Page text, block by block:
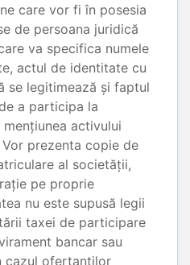
care vor fi în posesia
de persoana juridică
va specifica numele
actul de identitate cu
se legitimează și faptul
a participa la
activului
prezenta copie de
al societății,
pe proprie
nu este supusă legii
taxei de participare
bancar sau
cazul ofertanților